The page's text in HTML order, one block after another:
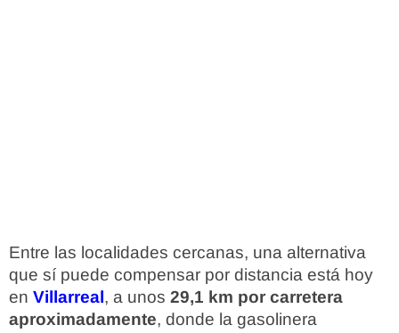
Entre las localidades cercanas, una alternativa
que sí puede compensar por distancia está hoy
en Villarreal, a unos 29,1 km por carretera
aproximadamente, donde la gasolinera